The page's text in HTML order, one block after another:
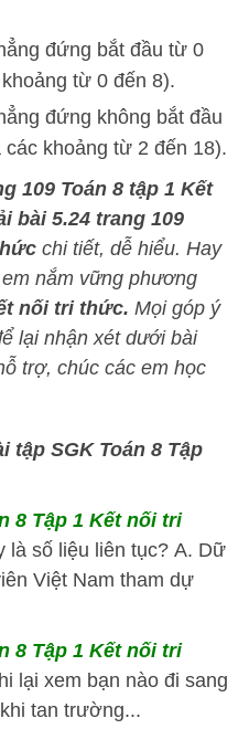
đứng bắt đầu từ 0
từ 0 đến 8).
đứng không bắt đầu
khoảng từ 2 đến 18).
109 Toán 8 tập 1 Kết
bài 5.24 trang 109
chi tiết, dễ hiểu. Hay
nắm vững phương
nối tri thức. Mọi góp ý
lại nhận xét dưới bài
trợ, chúc các em học
tập SGK Toán 8 Tập
8 Tập 1 Kết nối tri
là số liệu liên tục? A. Dữ
Việt Nam tham dự
8 Tập 1 Kết nối tri
lại xem bạn nào đi sang
tan trường...